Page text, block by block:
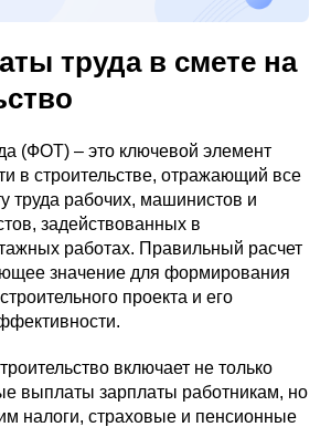
труда в смете на
(ФОТ) – это ключевой элемент
в строительстве, отражающий все
труда рабочих, машинистов и
задействованных в
работах. Правильный расчет
значение для формирования
проекта и его
включает не только
выплаты зарплаты работникам, но
налоги, страховые и пенсионные